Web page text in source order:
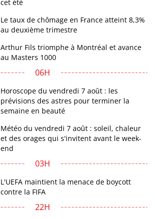
cet été
Le taux de chômage en France atteint 8,3%
au deuxième trimestre
Arthur Fils triomphe à Montréal et avance
au Masters 1000
06H
Horoscope du vendredi 7 août : les
prévisions des astres pour terminer la
semaine en beauté
Météo du vendredi 7 août : soleil, chaleur
et des orages qui s'invitent avant le week-
end
03H
L'UEFA maintient la menace de boycott
contre la FIFA
22H